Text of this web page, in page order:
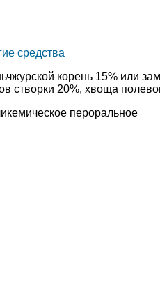
средства
корень 15% или
створки 20%, хвоща
пероральное